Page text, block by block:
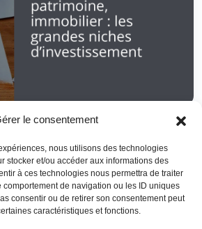
le consentement
nous utilisons des technologies
stocker et/ou accéder aux informations des
à ces technologies nous permettra de traiter
de navigation ou les ID uniques
consentir ou de retirer son consentement peut
caractéristiques et fonctions.
de la vie courante, une grande
fiscale
retraite, immobilier locatif,
de PME, dispositifs
plusieurs leviers majeurs
parfois très différentes.